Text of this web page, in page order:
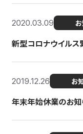
2020.03.09
新型コロナウイル
2019.12.26 お
年末年始休業のお知